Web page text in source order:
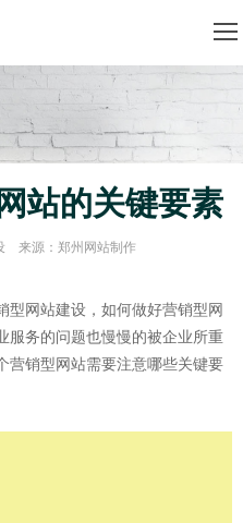
站的关键要素
来源：郑州网站制作
网站建设，如何做好营销型网
服务的问题也慢慢的被企业所重
营销型网站需要注意哪些关键要